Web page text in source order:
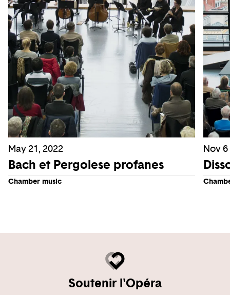
May 21, 2022
Bach et Pergolese profanes
Chamber music
Nov 6
Soutenir l'Opéra